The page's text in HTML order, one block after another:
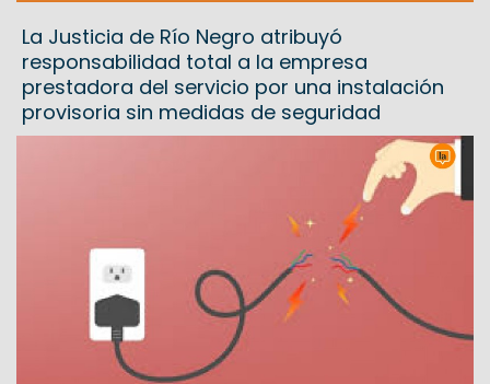
La Justicia de Río Negro atribuyó
responsabilidad total a la empresa
prestadora del servicio por una instalación
provisoria sin medidas de seguridad